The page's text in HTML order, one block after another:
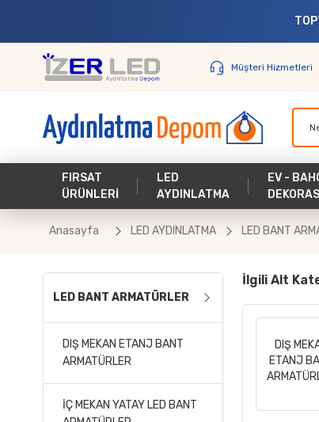
TOPTAN FİYATINA
Müşteri Hizmetleri
FIRSAT
ÜRÜNLERİ
LED
AYDINLATMA
EV -
Anasayfa LED AYDINLATMA LED BANT
LED BANT ARMATÜRLER
DIŞ MEKAN ETANJ BANT
ARMATÜRLER
İÇ MEKAN YATAY LED BANT
İlgili Alt
DIŞ
ETANJ